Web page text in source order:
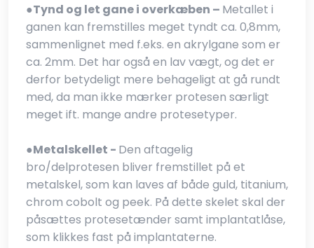
●​Tynd og let gane i overkæben – Metallet i
ganen kan fremstilles meget tyndt ca. 0,8mm,
sammenlignet med f.eks. en akrylgane som er
ca. 2mm. Det har også en lav vægt, og det er
derfor betydeligt mere behageligt at gå rundt
med, da man ikke mærker protesen særligt
meget ift. mange andre protesetyper.
●​Metalskellet - Den aftagelig
bro/delprotesen bliver fremstillet på et
metalskel, som kan laves af både guld, titanium,
chrom cobolt og peek. På dette skelet skal der
påsættes protesetænder samt implantatlåse,
som klikkes fast på implantaterne.